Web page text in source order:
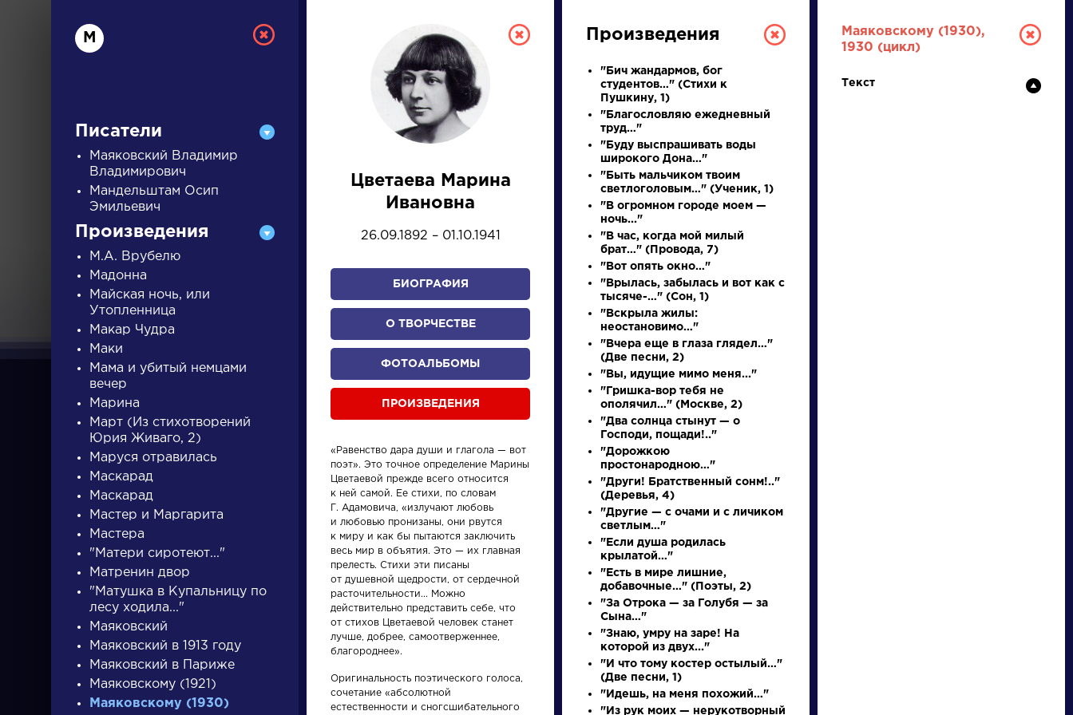
РУССКАЯ ЛИТЕРАТУРА
ДЛЯ ПРЕЗЕНТАЦИЙ, УРОКОВ И ЕГЭ
А Б З С Т У Ф
произведения персонажи
Писатели
Гончаров Иван
Александрович
Произведения
На птичку
Произведения
Ода на день
восшествия на
Писатели
Брюсов
Валерий
М
Писатели
Маяковский Владимир
Владимирович
Мандельштам Осип
Эмильевич
Произведения
М.А. Врубелю
Мадонна
Майская ночь, или
Утопленница
Макар Чудра
Маки
Мама и убитый немцами
вечер
Марина
Март (Из стихотворений
Юрия Живаго, 2)
Маруся отравилась
Маскарад
Маскарад
Мастер и Маргарита
Мастера
"Матери сиротеют..."
Матренин двор
"Матушка в Купальницу по
лесу ходила..."
Маяковский
Маяковский в 1913 году
Маяковский в Париже
Маяковскому (1921)
Маяковскому (1930)
Цветаева Марина
Ивановна
26.09.1892 – 01.10.1941
БИОГРАФИЯ
О ТВОРЧЕСТВЕ
ФОТОАЛЬБОМЫ
ПРОИЗВЕДЕНИЯ
«Равенство дара души и глагола — вот
поэт». Это точное определение Марины
Цветаевой прежде всего относится
к ней самой. Ее стихи, по словам
Г. Адамовича, «излучают любовь
и любовью пронизаны, они рвутся
к миру и как бы пытаются заключить
весь мир в объятия. Это — их главная
прелесть. Стихи эти писаны
от душевной щедрости, от сердечной
расточительности... Можно
действительно представить себе, что
от стихов Цветаевой человек станет
лучше, добрее, самоотверженнее,
благороднее».
Оригинальность поэтического голоса,
сочетание «абсолютной
естественности и сногсшибательного
Произведения
"Бич жандармов, бог
студентов…" (Стихи к
Пушкину, 1)
"Благословляю ежедневный
труд…"
"Буду выспрашивать воды
широкого Дона…"
"Быть мальчиком твоим
светлоголовым…" (Ученик, 1)
"В огромном городе моем —
ночь..."
"В час, когда мой милый
брат…" (Провода, 7)
"Вот опять окно…"
"Врылась, забылась и вот как с
тысяче-…" (Сон, 1)
"Вскрыла жилы:
неостановимо…"
"Вчера еще в глаза глядел…"
(Две песни, 2)
"Вы, идущие мимо меня..."
"Гришка-вор тебя не
ополячил…" (Москве, 2)
"Два солнца стынут — о
Господи, пощади!.."
"Дорожкою
простонародною…"
"Други! Братственный сонм!.."
(Деревья, 4)
"Другие — с очами и с личиком
светлым…"
"Если душа родилась
крылатой…"
"Есть в мире лишние,
добавочные…" (Поэты, 2)
"За Отрока — за Голубя — за
Сына…"
"Знаю, умру на заре! На
которой из двух..."
"И что тому костер остылый…"
(Две песни, 1)
"Идешь, на меня похожий…"
"Из рук моих — нерукотворный
Маяковскому (1930),
1930 (цикл)
Текст